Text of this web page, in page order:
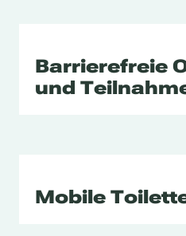
Barrierefreie
und
Mobile